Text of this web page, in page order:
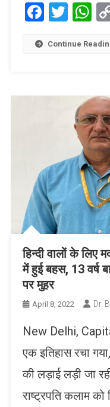
Continue
हिन्दी वालों के लिए
में हुई बहस, 13 वर्ष
पर मुहर
April 8, 2022 Dr.
New Delhi,
एक इतिहास रचा
की लड़ाई लड़ी जा
राष्ट्रपति कलाम को